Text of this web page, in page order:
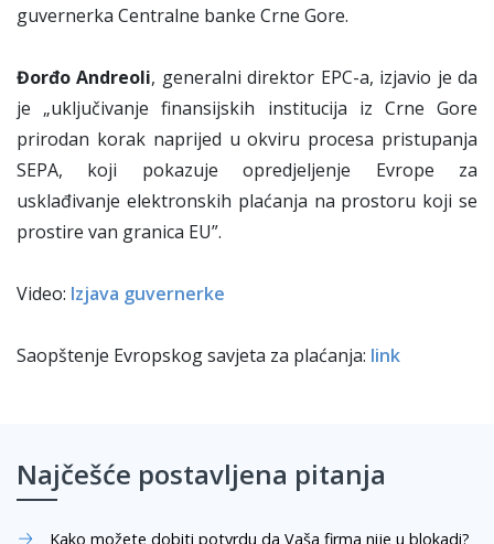
guvernerka Centralne banke Crne Gore.
Đorđo Andreoli, generalni direktor EPC-a, izjavio je da
je „uključivanje finansijskih institucija iz Crne Gore
prirodan korak naprijed u okviru procesa pristupanja
SEPA, koji pokazuje opredjeljenje Evrope za
usklađivanje elektronskih plaćanja na prostoru koji se
prostire van granica EU”.
Video: Izjava guvernerke
Saopštenje Evropskog savjeta za plaćanja: link
Najčešće postavljena pitanja
Kako možete dobiti potvrdu da Vaša firma nije u blokadi?